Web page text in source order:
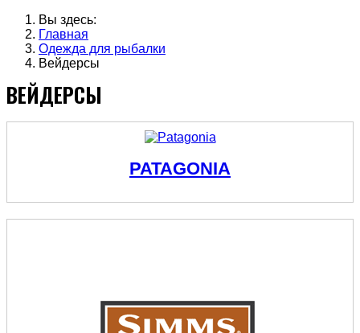
Вы здесь:
Главная
Одежда для рыбалки
Вейдерсы
ВЕЙДЕРСЫ
PATAGONIA